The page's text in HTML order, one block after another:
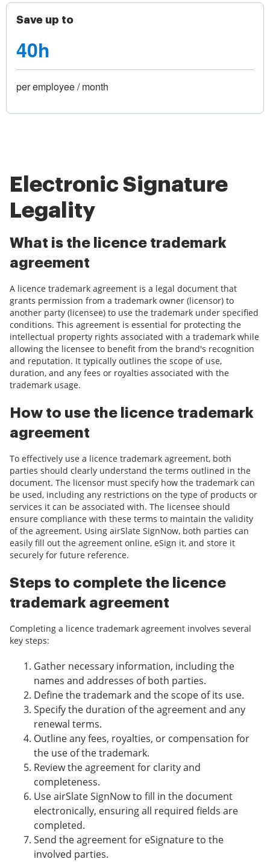
Save up to
40h
per employee / month
Electronic Signature
Legality
What is the licence trademark
agreement
A licence trademark agreement is a legal document that
grants permission from a trademark owner (licensor) to
another party (licensee) to use the trademark under specified
conditions. This agreement is essential for protecting the
intellectual property rights associated with a trademark while
allowing the licensee to benefit from the brand's recognition
and reputation. It typically outlines the scope of use,
duration, and any fees or royalties associated with the
trademark usage.
How to use the licence trademark
agreement
To effectively use a licence trademark agreement, both
parties should clearly understand the terms outlined in the
document. The licensor must specify how the trademark can
be used, including any restrictions on the type of products or
services it can be associated with. The licensee should
ensure compliance with these terms to maintain the validity
of the agreement. Using airSlate SignNow, both parties can
easily fill out the agreement online, eSign it, and store it
securely for future reference.
Steps to complete the licence
trademark agreement
Completing a licence trademark agreement involves several
key steps:
Gather necessary information, including the
names and addresses of both parties.
Define the trademark and the scope of its use.
Specify the duration of the agreement and any
renewal terms.
Outline any fees, royalties, or compensation for
the use of the trademark.
Review the agreement for clarity and
completeness.
Use airSlate SignNow to fill in the document
electronically, ensuring all required fields are
completed.
Send the agreement for eSignature to the
involved parties.